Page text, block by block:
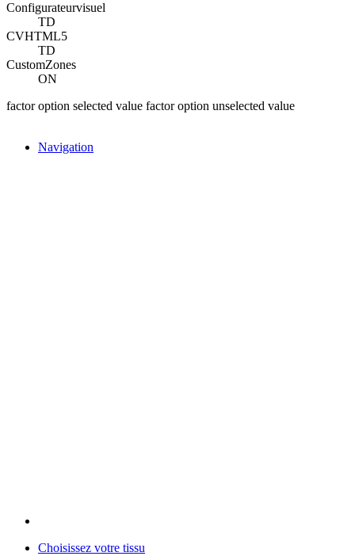
Configurateurvisuel
TD
CVHTML5
TD
CustomZones
ON
factor option selected value factor option unselected value
Navigation
Choisissez votre tissu